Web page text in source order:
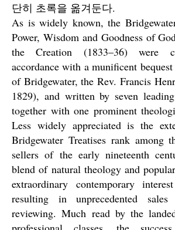
단히 초록을 옮겨둔다.
As is widely known, the
Power, Wisdom and Goodness of
the Creation (1833–36) were
accordance with a munificent
of Bridgewater, the Rev. Francis
1829), and written by seven
together with one prominent
Less widely appreciated is the
Bridgewater Treatises rank among
sellers of the early nineteenth
blend of natural theology and
extraordinary contemporary
resulting in unprecedented sales
reviewing. Much read by the